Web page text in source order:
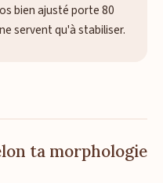
bien ajusté porte 80
servent qu'à stabiliser.
ta morphologie